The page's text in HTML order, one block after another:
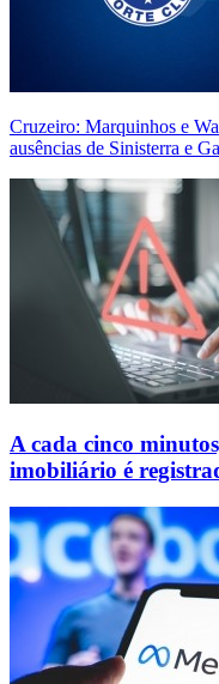
Cruzeiro: Marquinhos e
ausências de Sinisterra e
A cada cinco
imobiliário é